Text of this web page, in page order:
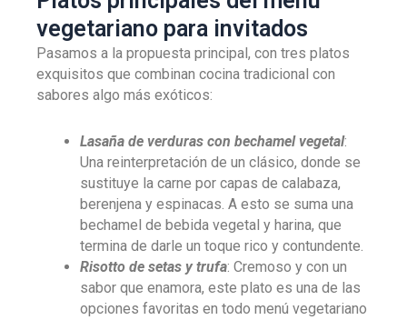
vegetariano para invitados
Pasamos a la propuesta principal, con tres platos
exquisitos que combinan cocina tradicional con
sabores algo más exóticos:
Lasaña de verduras con bechamel vegetal:
Una reinterpretación de un clásico, donde se
sustituye la carne por capas de calabaza,
berenjena y espinacas. A esto se suma una
bechamel de bebida vegetal y harina, que
termina de darle un toque rico y contundente.
Risotto de setas y trufa: Cremoso y con un
sabor que enamora, este plato es una de las
opciones favoritas en todo menú vegetariano